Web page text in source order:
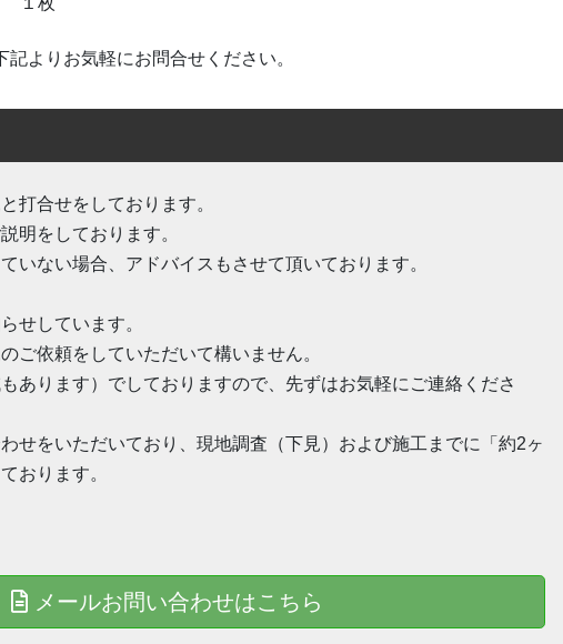
よりお気軽にお問合せください。
打合せをしております。
明をしております。
いない場合、アドバイスもさせて頂いております。
せしています。
ご依頼をしていただいて構いません。
あります）でしておりますので、先ずはお気軽にご連絡くださ
せをいただいており、現地調査（下見）および施工までに「約2ヶ
おります。
メールお問い合わせはこちら